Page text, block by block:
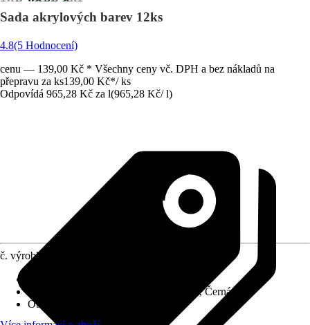
Sada akrylových barev 12ks
4.8(5 Hodnocení)
cenu — 139,00 Kč * Všechny ceny vč. DPH a bez nákladů na
přepravu za ks139,00 Kč*/ ks
Odpovídá 965,28 Kč za l(965,28 Kč/ l)
č. výrobku
Žlutá, Zelená, Červená, Černá
Oblast použití